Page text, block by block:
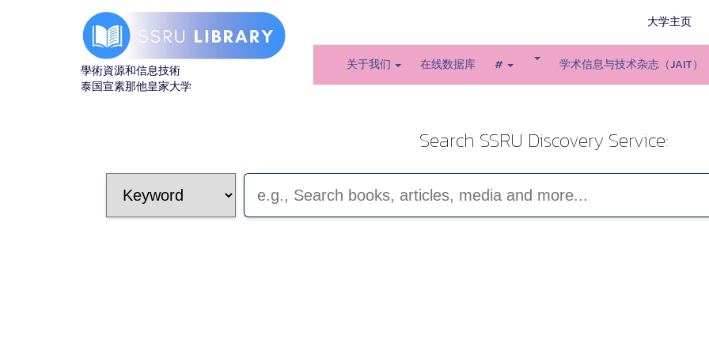
學術資源和信息技術
泰国宣素那他皇家大学
大学主页
关于我们 在线数据库 # 学术信息与技术杂志（JAIT）